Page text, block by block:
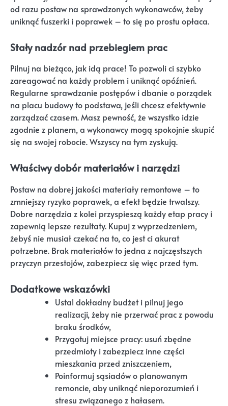
od razu postaw na sprawdzonych wykonawców, żeby
uniknąć fuszerki i poprawek – to się po prostu opłaca.
Stały nadzór nad przebiegiem prac
Pilnuj na bieżąco, jak idą prace! To pozwoli ci szybko
zareagować na każdy problem i uniknąć opóźnień.
Regularne sprawdzanie postępów i dbanie o porządek
na placu budowy to podstawa, jeśli chcesz efektywnie
zarządzać czasem. Masz pewność, że wszystko idzie
zgodnie z planem, a wykonawcy mogą spokojnie skupić
się na swojej robocie. Wszyscy na tym zyskują.
Właściwy dobór materiałów i narzędzi
Postaw na dobrej jakości materiały remontowe – to
zmniejszy ryzyko poprawek, a efekt będzie trwalszy.
Dobre narzędzia z kolei przyspieszą każdy etap pracy i
zapewnią lepsze rezultaty. Kupuj z wyprzedzeniem,
żebyś nie musiał czekać na to, co jest ci akurat
potrzebne. Brak materiałów to jedna z najczęstszych
przyczyn przestojów, zabezpiecz się więc przed tym.
Dodatkowe wskazówki
Ustal dokładny budżet i pilnuj jego
realizacji, żeby nie przerwać prac z powodu
braku środków,
Przygotuj miejsce pracy: usuń zbędne
przedmioty i zabezpiecz inne części
mieszkania przed zniszczeniem,
Poinformuj sąsiadów o planowanym
remoncie, aby uniknąć nieporozumień i
stresu związanego z hałasem.